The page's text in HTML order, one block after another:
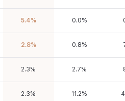
5.4% 0.0%
2.8% 0.8%
2.3% 2.7%
2.3% 11.2%